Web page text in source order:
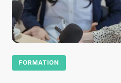
FORMATION